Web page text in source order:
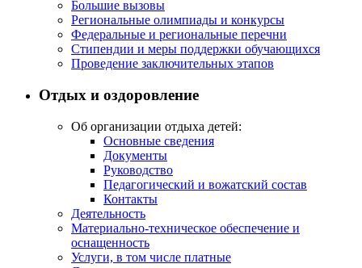
Большие вызовы
Региональные олимпиады и конкурсы
Федеральные и региональные перечни
Стипендии и меры поддержки обучающихся
Проведение заключительных этапов
Отдых и оздоровление
Об организации отдыха детей:
Основные сведения
Документы
Руководство
Педагогический и вожатский состав
Контакты
Деятельность
Материально-техническое обеспечение и
оснащенность
Услуги, в том числе платные